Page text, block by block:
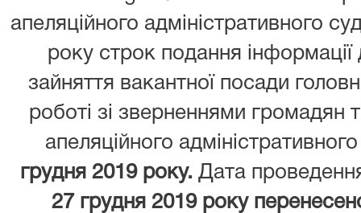
апеляційного адміністративного
року строк подання інформації
зайняття вакантної посади
роботі зі зверненнями громадян
апеляційного
грудня 2019 року. Дата
27 грудня 2019 року